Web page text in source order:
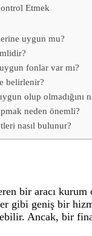
Etmek
uygun mu?
uygun fonlar var mı?
belirlenir?
olup olmadığını
neden önemli?
nasıl bulunur?
bir aracı
gibi geniş bir
Ancak, bir